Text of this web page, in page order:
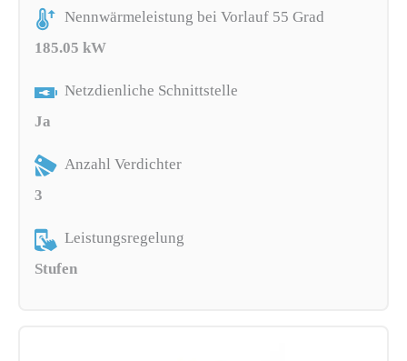
Nennwärmeleistung bei Vorlauf 55 Grad
185.05 kW
Netzdienliche Schnittstelle
Ja
Anzahl Verdichter
3
Leistungsregelung
Stufen